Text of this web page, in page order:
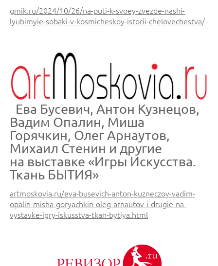
gmik.ru/2024/10/26/na-puti-k-svoey-zvezde-nashi-
lyubimyie-sobaki-v-kosmicheskoy-istorii-chelovechestva/
Ева Бусевич, Антон Кузнецов,
Вадим Опалин, Миша
Горячкин, Олег Арнаутов,
Михаил Стенин и другие
на выставке «Игры Искусства.
Ткань БЫТИЯ»
artmoskovia.ru/eva-busevich-anton-kuzneczov-vadim-
opalin-misha-goryachkin-oleg-arnautov-i-drugie-na-
vystavke-igry-iskusstva-tkan-bytiya.html